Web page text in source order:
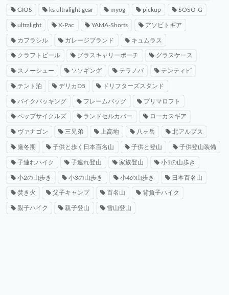
GIOS ks ultralight gear myog pickup SOSO-G
ultralight X-Pac YAMA-Shorts アソビトギア
カフラシル ガレージブランド キュムラス
クラフトビール グラスキャリーポーチ グラスケース
スノーシュー ソソギング テラノバ テンティピ
テント泊 デリカD5 ドリフターズスタンド
バイクパッキング フレームバッグ プリマロフト
ペップサイクルズ ランドセルカバー ローカスギア
ヴァナゴン 三兄弟 上高地 八ヶ岳 北アルプス
厳冬期 子供と歩く日本百名山 子供と登山 子供登山装備
子連れハイク 子連れ登山 家族登山 小1の山歩き
小2の山歩き 小3の山歩き 小4の山歩き 日本百名山
焚き火 父子キャンプ 百名山 背負子ハイク
親子ハイク 親子登山 雪山登山